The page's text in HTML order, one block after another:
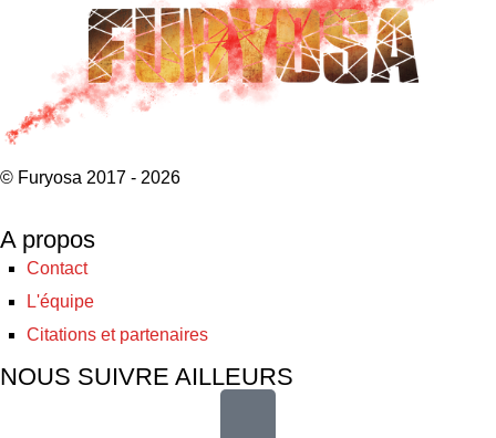
© Furyosa 2017 - 2026
A propos
Contact
L'équipe
Citations et partenaires
NOUS SUIVRE AILLEURS